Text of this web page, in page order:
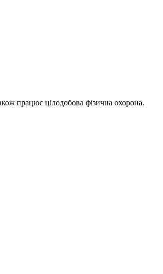
працює цілодобова фізична охорона.